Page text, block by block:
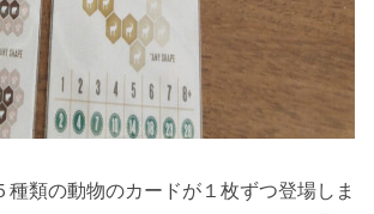
種類の動物のカードが１枚ずつ登場しま